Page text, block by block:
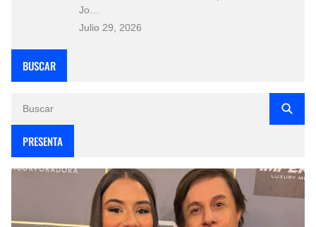
Jo…
Julio 29, 2026
BUSCAR
PRESENTA